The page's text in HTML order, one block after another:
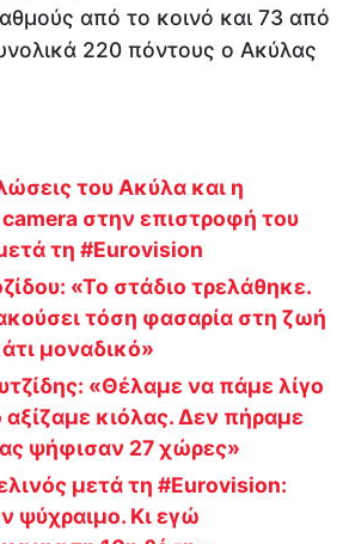
από το κοινό και 73 από
220 πόντους ο Ακύλας
του Ακύλα και η
στην επιστροφή του
τη #Eurovision
«Το στάδιο τρελάθηκε.
τόση φασαρία στη ζωή
μοναδικό»
«Θέλαμε να πάμε λίγο
κιόλας. Δεν πήραμε
ψήφισαν 27 χώρες»
μετά τη #Eurovision:
ψύχραιμο. Κι εγώ